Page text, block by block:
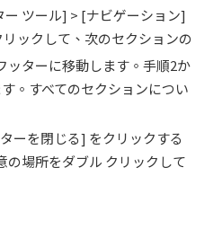
ツール] > [ナビゲーション]
リックして、次のセクションの
ッターに移動します。手順2か
。すべてのセクションについ
ーを閉じる] をクリックする
の場所をダブル クリックして